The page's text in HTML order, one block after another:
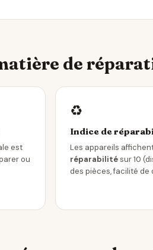
de
est
ou
♻️
Indice de
Les appareils
réparabilitésur 10
des pièces, facilité de